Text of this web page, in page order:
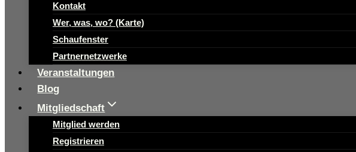
Kontakt
Wer, was, wo? (Karte)
Schaufenster
Partnernetzwerke
Veranstaltungen
Blog
Mitgliedschaft
Mitglied werden
Registrieren